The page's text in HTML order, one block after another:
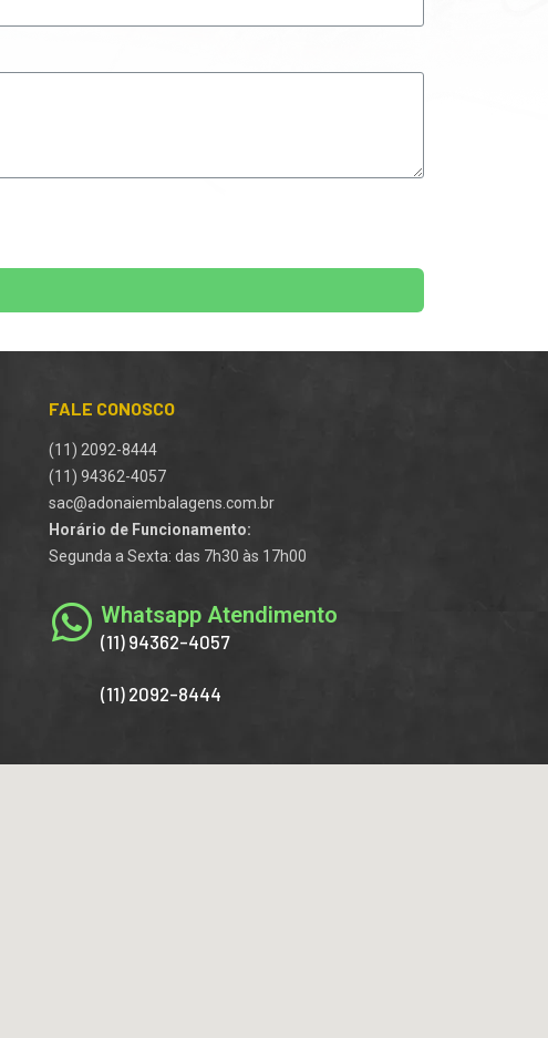
FALE CONOSCO
(11) 2092-8444
(11) 94362-4057
sac@adonaiembalagens.com.br
Horário de Funcionamento:
Segunda a Sexta: das 7h30 às 17h00
Whatsapp Atendimento
(11) 94362-4057
(11) 2092-8444